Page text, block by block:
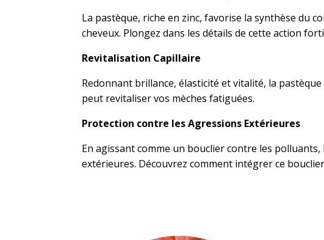
La pastèque, riche en zinc, favorise la synthèse du
cheveux. Plongez dans les détails de cette action
Revitalisation Capillaire
Redonnant brillance, élasticité et vitalité, la
peut revitaliser vos mèches fatiguées.
Protection contre les Agressions Extérieures
En agissant comme un bouclier contre les
extérieures. Découvrez comment intégrer ce